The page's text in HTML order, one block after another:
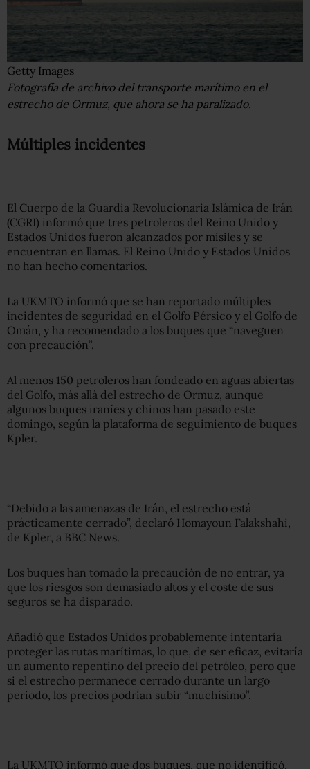
Getty Images
Fotografía de archivo del transporte marítimo en el
estrecho de Ormuz, que ahora se ha paralizado.
Múltiples incidentes
El Cuerpo de la Guardia Revolucionaria Islámica de Irán
(CGRI) informó que tres petroleros del Reino Unido y
Estados Unidos fueron alcanzados por misiles y se
encuentran en llamas. El Reino Unido y Estados Unidos
no han hecho comentarios.
La UKMTO informó que se han reportado múltiples
incidentes de seguridad en el Golfo Pérsico y el Golfo de
Omán, y ha recomendado a los buques que “naveguen
con precaución”.
Al menos 150 petroleros han fondeado en aguas abiertas
del Golfo, más allá del estrecho de Ormuz, aunque
algunos buques iraníes y chinos han pasado este
domingo, según la plataforma de seguimiento de buques
Kpler.
“Debido a las amenazas de Irán, el estrecho está
prácticamente cerrado”, declaró Homayoun Falakshahi,
de Kpler, a BBC News.
Los buques han tomado la precaución de no entrar, ya
que los riesgos son demasiado altos y el coste de sus
seguros se ha disparado.
Añadió que Estados Unidos probablemente intentaría
proteger las rutas marítimas, lo que, de ser eficaz, evitaría
un aumento repentino del precio del petróleo, pero que
si el estrecho permanece cerrado durante un largo
periodo, los precios podrían subir “muchísimo”.
La UKMTO informó que dos buques, que no identificó,